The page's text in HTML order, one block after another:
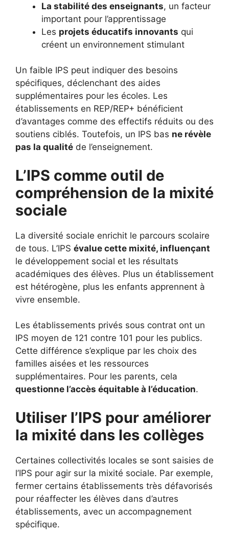
La stabilité des enseignants, un facteur
important pour l’apprentissage
Les projets éducatifs innovants qui
créent un environnement stimulant
Un faible IPS peut indiquer des besoins
spécifiques, déclenchant des aides
supplémentaires pour les écoles. Les
établissements en REP/REP+ bénéficient
d’avantages comme des effectifs réduits ou des
soutiens ciblés. Toutefois, un IPS bas ne révèle
pas la qualité de l’enseignement.
L’IPS comme outil de
compréhension de la mixité
sociale
La diversité sociale enrichit le parcours scolaire
de tous. L’IPS évalue cette mixité, influençant
le développement social et les résultats
académiques des élèves. Plus un établissement
est hétérogène, plus les enfants apprennent à
vivre ensemble.
Les établissements privés sous contrat ont un
IPS moyen de 121 contre 101 pour les publics.
Cette différence s’explique par les choix des
familles aisées et les ressources
supplémentaires. Pour les parents, cela
questionne l’accès équitable à l’éducation.
Utiliser l’IPS pour améliorer
la mixité dans les collèges
Certaines collectivités locales se sont saisies de
l’IPS pour agir sur la mixité sociale. Par exemple,
fermer certains établissements très défavorisés
pour réaffecter les élèves dans d’autres
établissements, avec un accompagnement
spécifique.